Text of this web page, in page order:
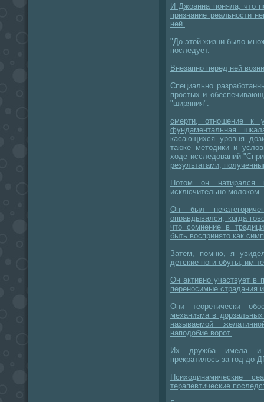
И Джоанна поняла, что
признание реальности
ней.
"До этой жизни было
последует.
Внезапно перед ней
Специально
простых и
"ширяния".
смерти, отношение к
фундаментальная
касающихся уровня
также методики и
ходе исследований
результатами,
Потом он натирался
исключительно молоком.
Он был
оправдывался, когда
что сомнение в
быть воспринято как
Затем, помню, я
детские ноги обуты, им
Он активно участвует в
переносимые страдания
Они теоретически
механизма в
называемой
наподобие ворот.
Их дружба имела и
прекратилось за год до
Психодинамические
терапевтические